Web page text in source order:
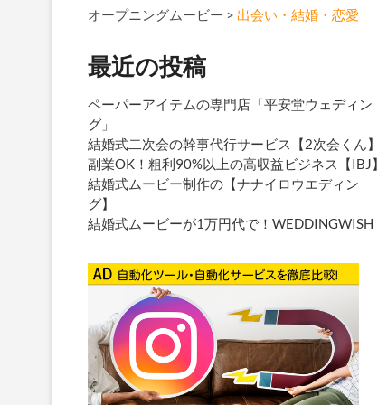
オープニングムービー > 出会い・結婚・恋愛
最近の投稿
ペーパーアイテムの専門店「平安堂ウェディン
グ」
結婚式二次会の幹事代行サービス【2次会くん】
副業OK！粗利90%以上の高収益ビジネス【IBJ】
結婚式ムービー制作の【ナナイロウエディン
グ】
結婚式ムービーが1万円代で！WEDDINGWISH